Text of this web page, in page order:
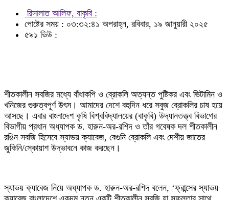
রিসালাত আলিফ, বাকৃবি :
পোষ্টের সময় : ০৩:৩২:৪১ অপরাহ্ন, রবিবার, ১৯ জানুয়ারী ২০২৫
৫৯১ ভিউ :
শীতকালীন সবজির মধ্যে বাঁধাকপি ও ব্রোকলি অত্যন্ত পুষ্টিকর এবং ভিটামিন ও
খনিজের গুরুত্বপূর্ণ উৎস। আমাদের দেশে বহুদিন ধরে সবুজ ব্রোকলির চাষ হয়ে
আসছে। এবার বাংলাদেশ কৃষি বিশ্ববিদ্যালয়ের (বাকৃবি) উদ্যানতত্ত্ব বিভাগের
বিভাগীয় প্রধান অধ্যাপক ড. হারুন-অর-রশিদ ও তাঁর গবেষক দল শীতকালীন
রঙিন সবজি হিসেবে স্যাভয় ক্যাবেজ, বেগুনি ব্রোকলি এবং দেশীয় জাতের
জুকিনি/স্কোয়াশ উদ্ভাবনে কাজ করছেন।
স্যাভয় ক্যাবেজ নিয়ে অধ্যাপক ড. হারুন-অর-রশিদ বলেন, ‘ফ্রান্সের স্যাভয়